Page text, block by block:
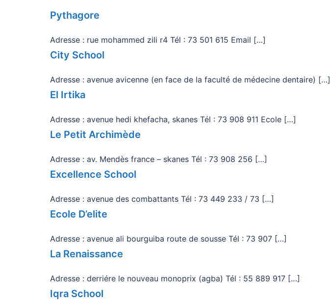
Pythagore
Adresse : rue mohammed zili r4 Tél : 73 501 615 Email […]
City School
Adresse : avenue avicenne (en face de la faculté de médecine dentaire) […]
El Irtika
Adresse : avenue hedi khefacha, skanes Tél : 73 908 911 Ecole […]
Le Petit Archimède
Adresse : av. Mendès france – skanes Tél : 73 908 256 […]
Excellence School
Adresse : avenue des combattants Tél : 73 449 233 / 73 […]
Ecole D’elite
Adresse : avenue ali bourguiba route de sousse Tél : 73 907 […]
La Renaissance
Adresse : derriére le nouveau monoprix (agba) Tél : 55 889 917 […]
Iqra School